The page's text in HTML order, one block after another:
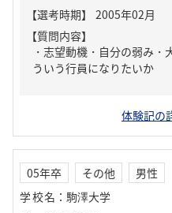
【質問内容】
・志望動機・自分の弱み
ういう行員になりたいか
体験記の
05年卒 その他
男性
学校名 ： 駒澤大学